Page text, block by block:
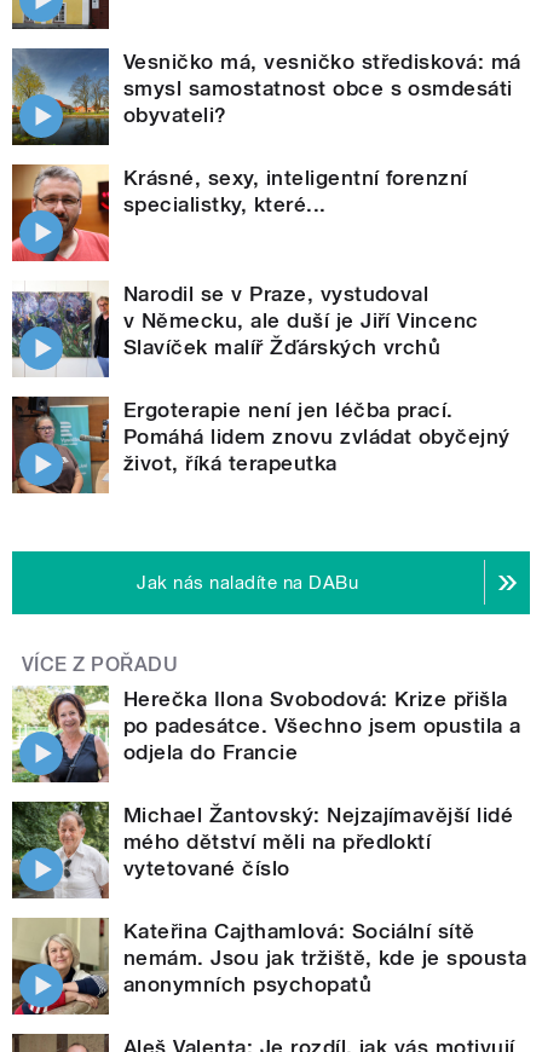
Vesničko má, vesničko středisková: má
smysl samostatnost obce s osmdesáti
obyvateli?
Krásné, sexy, inteligentní forenzní
specialistky, které...
Narodil se v Praze, vystudoval
v Německu, ale duší je Jiří Vincenc
Slavíček malíř Žďárských vrchů
Ergoterapie není jen léčba prací.
Pomáhá lidem znovu zvládat obyčejný
život, říká terapeutka
Jak nás naladíte na DABu
VÍCE Z POŘADU
Herečka Ilona Svobodová: Krize přišla
po padesátce. Všechno jsem opustila a
odjela do Francie
Michael Žantovský: Nejzajímavější lidé
mého dětství měli na předloktí
vytetované číslo
Kateřina Cajthamlová: Sociální sítě
nemám. Jsou jak tržiště, kde je spousta
anonymních psychopatů
Aleš Valenta: Je rozdíl, jak vás motivují